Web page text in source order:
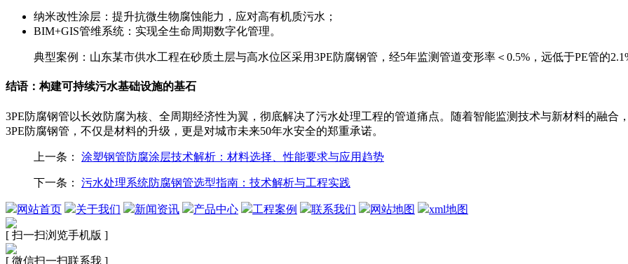
纳米改性涂层：提升抗微生物腐蚀能力，应对高有机质污水；
BIM+GIS管维系统：实现全生命周期数字化管理。
典型案例：山东某市供水工程在砂质土层与高水位区采用3PE防腐钢管，经5年监测管道变形率＜0.5%，远低于PE管的
结语：构建可持续污水基础设施的基石
3PE防腐钢管以长效防腐为核、全周期经济性为翼，彻底解决了污水处理工程的管道痛点。随着智能监测技术与新材料的融
3PE防腐钢管，不仅是材料的升级，更是对城市未来50年水安全的郑重承诺。
上一条： 涂塑钢管防腐涂层技术解析：材料选择、性能要求与应用趋势
下一条： 污水处理系统防腐钢管选型指南：技术解析与工程实践
网站首页 关于我们 新闻资讯 产品中心 工程案例 联系我们 网站地图 xml地图
[ 扫一扫浏览手机版 ]
[ 微信扫一扫联系我 ]